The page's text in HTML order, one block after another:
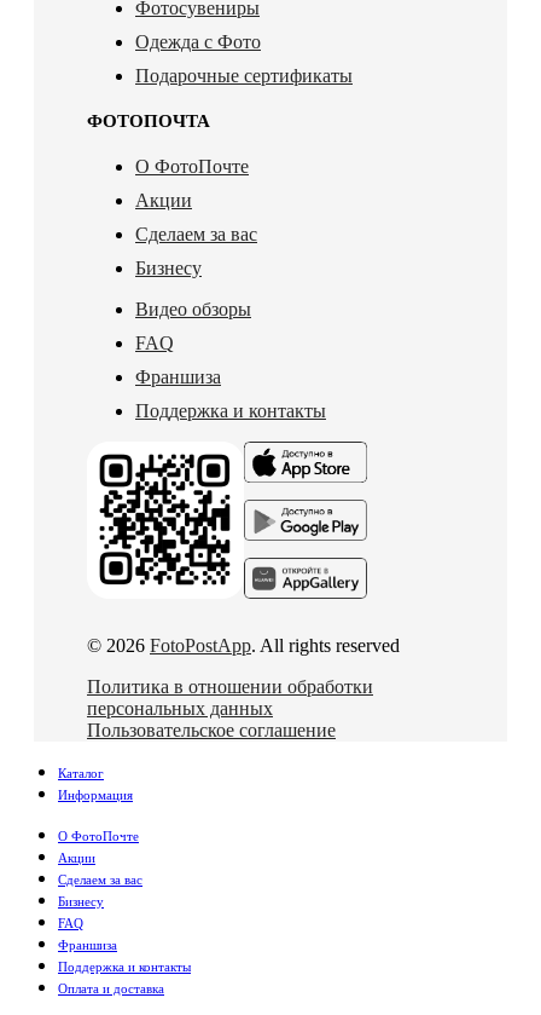
Фотосувениры
Одежда с Фото
Подарочные сертификаты
ФОТОПОЧТА
О ФотоПочте
Акции
Сделаем за вас
Бизнесу
Видео обзоры
FAQ
Франшиза
Поддержка и контакты
© 2026 FotoPostApp. All rights reserved
Политика в отношении обработки
персональных данных
Пользовательское соглашение
Каталог
Информация
О ФотоПочте
Акции
Сделаем за вас
Бизнесу
FAQ
Франшиза
Поддержка и контакты
Оплата и доставка